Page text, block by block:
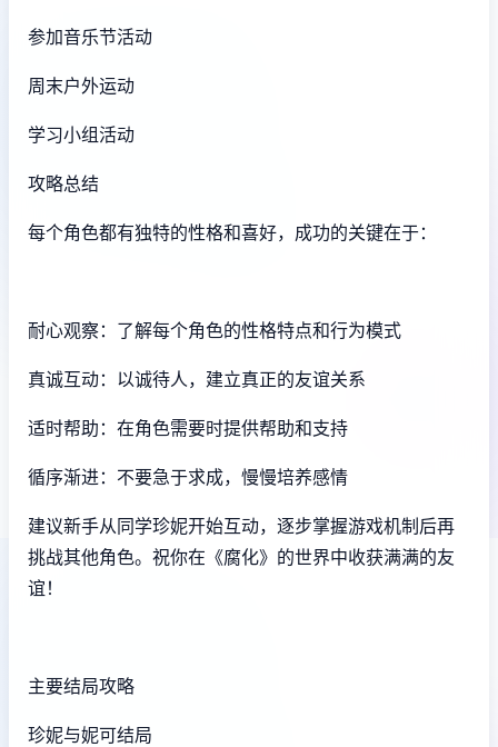
参加音乐节活动
周末户外运动
学习小组活动
攻略总结
每个角色都有独特的性格和喜好，成功的关键在于：
耐心观察：了解每个角色的性格特点和行为模式
真诚互动：以诚待人，建立真正的友谊关系
适时帮助：在角色需要时提供帮助和支持
循序渐进：不要急于求成，慢慢培养感情
建议新手从同学珍妮开始互动，逐步掌握游戏机制后再
挑战其他角色。祝你在《腐化》的世界中收获满满的友
谊！
主要结局攻略
珍妮与妮可结局